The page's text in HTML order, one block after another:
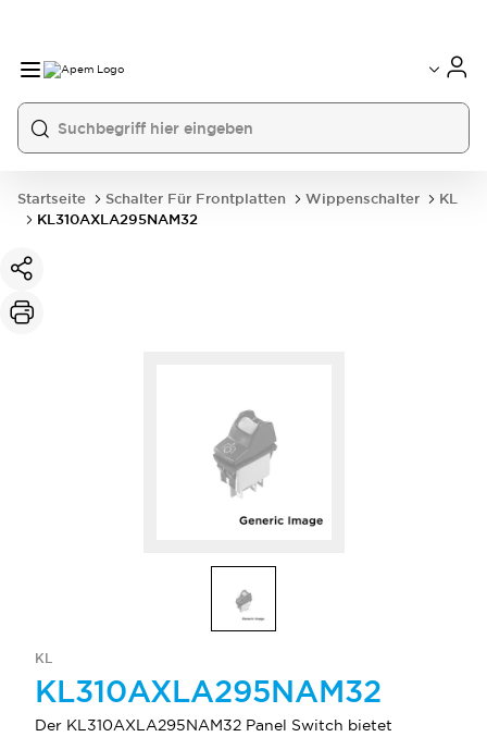
France
USA
Startseite Schalter Für Frontplatten Wippenschalter
KL
KL310AXLA295NAM32
KL
KL310AXLA295NAM32
Der KL310AXLA295NAM32 Panel Switch bietet